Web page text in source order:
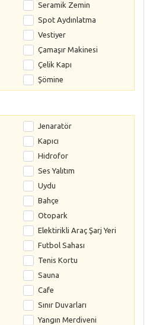
Seramik Zemin
Spot Aydınlatma
Vestiyer
Çamaşır Makinesi
Çelik Kapı
Şömine
Jenaratör
Kapıcı
Hidrofor
Ses Yalıtım
Uydu
Bahçe
Otopark
Elektirikli Araç Şarj Yeri
Futbol Sahası
Tenis Kortu
Sauna
Cafe
Sınır Duvarları
Yangın Merdiveni